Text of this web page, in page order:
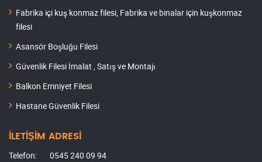
Fabrika içi kuş konmaz filesi, Fabrika ve binalar için kuşkonmaz
filesi
Asansör Boşluğu Filesi
Güvenlik Filesi İmalat , Satış ve Montajı
Balkon Emniyet Filesi
Hastane Güvenlik Filesi
İLETİŞİM ADRESİ
Telefon:
0545 240 09 94